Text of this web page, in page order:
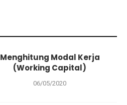
Menghitung Modal Kerja
(Working Capital)
06/05/2020